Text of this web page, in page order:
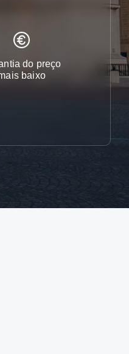
do preço
baixo
Apoio ao
24/7